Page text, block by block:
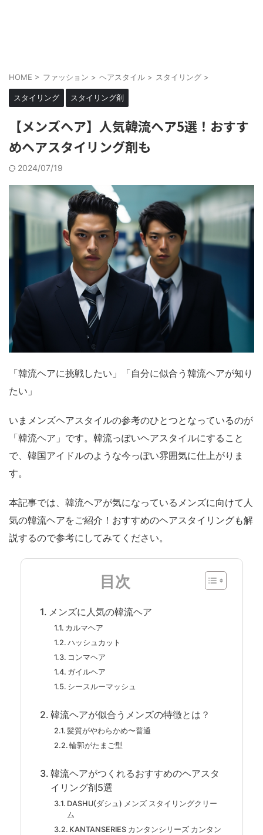
HOME > ファッション > ヘアスタイル > スタイリング >
スタイリング スタイリング剤
【メンズヘア】人気韓流ヘア5選！おすす
めヘアスタイリング剤も
2024/07/19
「韓流ヘアに挑戦したい」「自分に似合う韓流ヘアが知り
たい」
いまメンズヘアスタイルの参考のひとつとなっているのが
「韓流ヘア」です。韓流っぽいヘアスタイルにすること
で、韓国アイドルのような今っぽい雰囲気に仕上がりま
す。
本記事では、韓流ヘアが気になっているメンズに向けて人
気の韓流ヘアをご紹介！おすすめのヘアスタイリングも解
説するので参考にしてみてください。
目次
メンズに人気の韓流ヘア
カルマヘア
ハッシュカット
コンマヘア
ガイルヘア
シースルーマッシュ
韓流ヘアが似合うメンズの特徴とは？
髪質がやわらかめ〜普通
輪郭がたまご型
韓流ヘアがつくれるおすすめのヘアスタ
イリング剤5選
DASHU(ダシュ) メンズ スタイリングクリー
ム
KANTANSERIES カンタンシリーズ カンタン